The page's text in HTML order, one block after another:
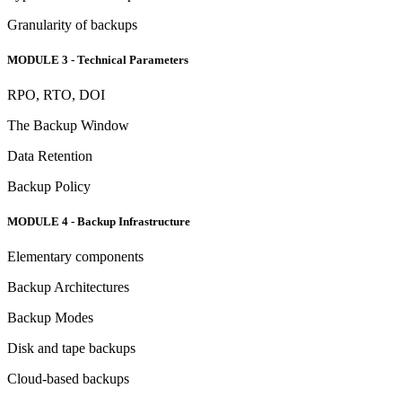
Granularity of backups
MODULE 3 - Technical Parameters
RPO, RTO, DOI
The Backup Window
Data Retention
Backup Policy
MODULE 4 - Backup Infrastructure
Elementary components
Backup Architectures
Backup Modes
Disk and tape backups
Cloud-based backups